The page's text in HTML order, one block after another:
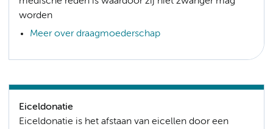
worden
Meer over draagmoederschap
Eiceldonatie
Eiceldonatie is het afstaan van eicellen door een